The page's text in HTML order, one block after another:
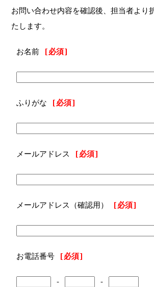
お問い合わせ内容を確認後、担当者より
たします。
お名前 [必須]
ふりがな [必須]
メールアドレス [必須]
メールアドレス（確認用） [必須]
お電話番号 [必須]
- -